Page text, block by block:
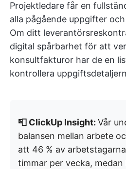
Projektledare får en
alla pågående uppgifter
Om ditt
digital spårbarhet för att
konsultfakturor har de en
kontrollera
📮 ClickUp Insight: Vår
balansen mellan arbete
att 46 % av
timmar per vecka, medan